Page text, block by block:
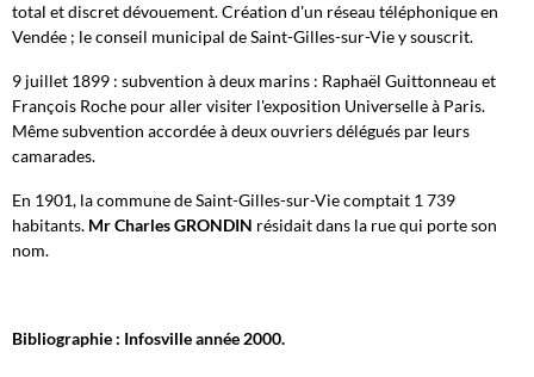
total et discret dévouement. Création d'un réseau téléphonique en
Vendée ; le conseil municipal de Saint-Gilles-sur-Vie y souscrit.
9 juillet 1899 : subvention à deux marins : Raphaël Guittonneau et
François Roche pour aller visiter l'exposition Universelle à Paris.
Même subvention accordée à deux ouvriers délégués par leurs
camarades.
En 1901, la commune de Saint-Gilles-sur-Vie comptait 1 739
habitants. Mr Charles GRONDIN résidait dans la rue qui porte son
nom.
Bibliographie : Infosville année 2000.